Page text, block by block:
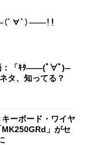
：「ｷﾀ――(ﾟ∀ﾟ)―
タ、知ってる？
ーボード・ワイヤ
」がセ